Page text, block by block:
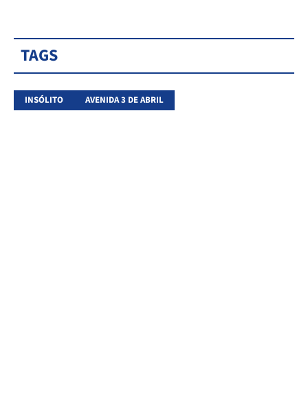
TAGS
INSÓLITO AVENIDA 3 DE ABRIL